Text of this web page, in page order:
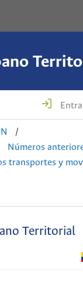
/
Números
transportes y
Territorial